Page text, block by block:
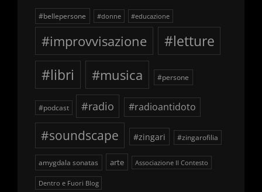
#bellepersone #donne #educazione
#improvvisazione
#letture
#libri
#musica #persone
#podcast #radio #radioantidoto
#soundscape #zingari #zingarofilia
amygdala sonatas arte Associazione Il Contesto
Dentro e Fuori Blog